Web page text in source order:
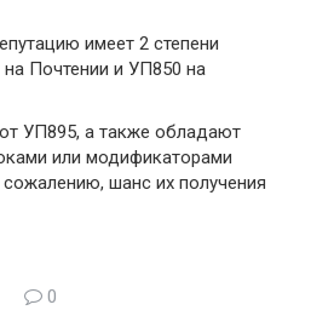
имеет 2 степени
Почтении и УП850 на
УП895, а также обладают
или модификаторами
шанс их получения
0